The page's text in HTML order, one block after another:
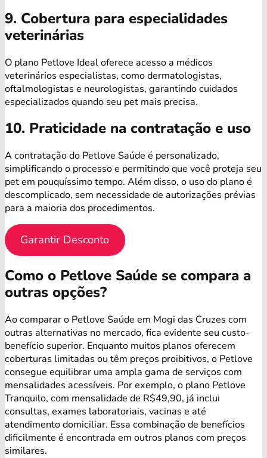
9. Cobertura para especialidades
veterinárias
O plano Petlove Ideal oferece acesso a médicos
veterinários especialistas, como dermatologistas,
oftalmologistas e neurologistas, garantindo cuidados
especializados quando seu pet mais precisa.
10. Praticidade na contratação e uso
A contratação do Petlove Saúde é personalizado,
simplificando o processo e permitindo que você proteja seu
pet em pouquíssimo tempo. Além disso, o uso do plano é
descomplicado, sem necessidade de autorizações prévias
para a maioria dos procedimentos.
Garantir Desconto
Como o Petlove Saúde se compara a
outras opções?
Ao comparar o Petlove Saúde em Mogi das Cruzes com
outras alternativas no mercado, fica evidente seu custo-
benefício superior. Enquanto muitos planos oferecem
coberturas limitadas ou têm preços proibitivos, o Petlove
consegue equilibrar uma ampla gama de serviços com
mensalidades acessíveis. Por exemplo, o plano Petlove
Tranquilo, com mensalidade de R$49,90, já inclui
consultas, exames laboratoriais, vacinas e até
atendimento domiciliar. Essa combinação de benefícios
dificilmente é encontrada em outros planos com preços
similares.